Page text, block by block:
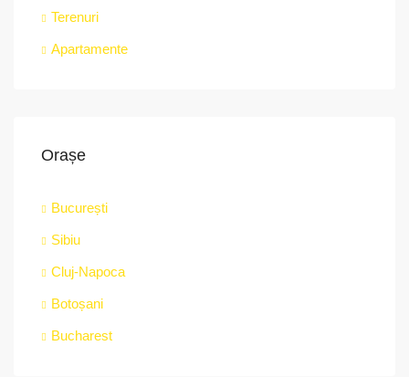
Terenuri
Apartamente
Orașe
București
Sibiu
Cluj-Napoca
Botoșani
Bucharest